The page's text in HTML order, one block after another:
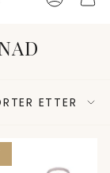
BRUKER
ETTER